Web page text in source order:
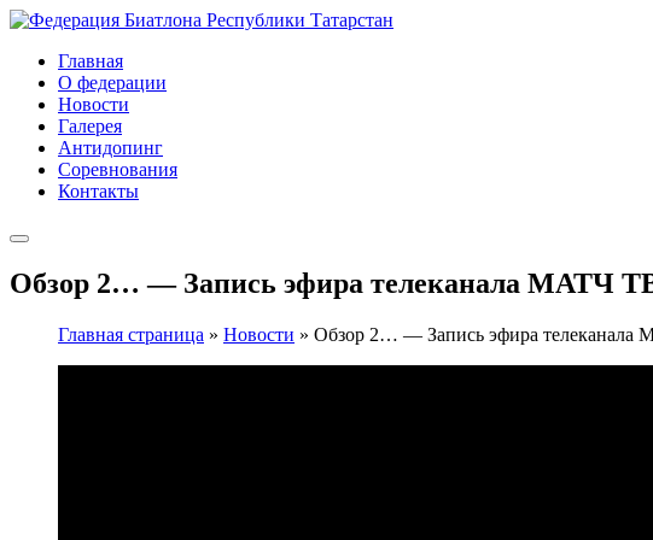
Главная
О федерации
Новости
Галерея
Антидопинг
Соревнования
Контакты
Обзор 2… — Запись эфира телеканала МАТЧ
Главная страница » Новости » Обзор 2… — Запись эфира